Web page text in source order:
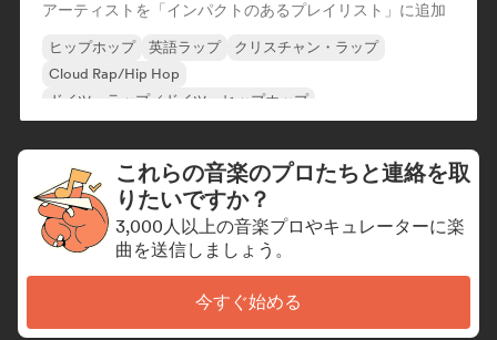
アーティストを「インパクトのあるプレイリスト」に追加
ヒップホップ 英語ラップ
クリスチャン・ラップ
Cloud Rap/Hip Hop
ドイツ・ラップ／ドイツ・ヒップホップ
ネダーポップ／ダッチ・ポップ
フレンチ・ラップ
これらの音楽のプロたちと連絡を取
りたいですか？
3,000人以上の音楽プロやキュレーターに楽
曲を送信しましょう。
今すぐ始める